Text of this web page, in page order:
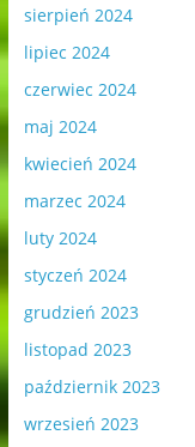
sierpień 2024
lipiec 2024
czerwiec 2024
maj 2024
kwiecień 2024
marzec 2024
luty 2024
styczeń 2024
grudzień 2023
listopad 2023
październik 2023
wrzesień 2023